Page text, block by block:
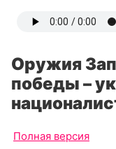
Оружия
победы –
Полная версия